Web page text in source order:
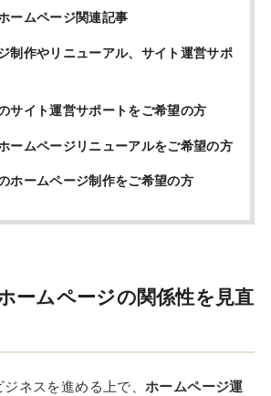
ームページ関連記事
制作やリニューアル、サイト運営サポ
サイト運営サポートをご希望の方
ームページリニューアルをご希望の方
ホームページ制作をご希望の方
ームページの関係性を見直
ネスを進める上で、ホームページ運